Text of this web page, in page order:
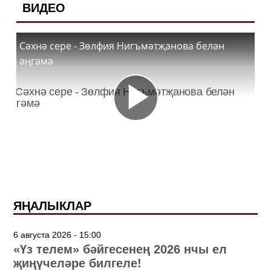
ВИДЕО
Сәхнә сере - Зөлфия Нигъмәтҗанова белән
әңгәмә
ЯҢАЛЫКЛАР
6 августа 2026 - 15:00
«Үз телем» бәйгесенең 2026 нчы ел
җиңүчеләре билгеле!